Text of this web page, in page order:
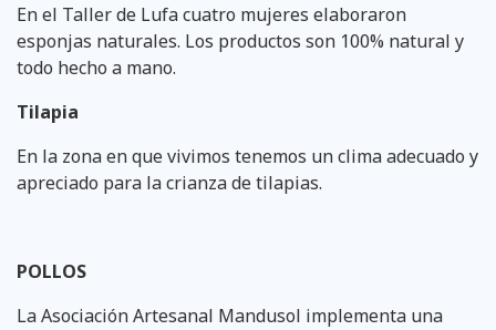
En el Taller de Lufa cuatro mujeres elaboraron
esponjas naturales. Los productos son 100% natural y
todo hecho a mano.
Tilapia
En la zona en que vivimos tenemos un clima adecuado y
apreciado para la crianza de tilapias.
POLLOS
La Asociación Artesanal Mandusol implementa una